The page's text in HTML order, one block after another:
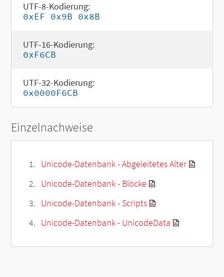
UTF-8-Kodierung:
0xEF 0x9B 0x8B
UTF-16-Kodierung:
0xF6CB
UTF-32-Kodierung:
0x0000F6CB
Einzelnachweise
Unicode-Datenbank - Abgeleitetes Alter
Unicode-Datenbank - Blöcke
Unicode-Datenbank - Scripts
Unicode-Datenbank - UnicodeData